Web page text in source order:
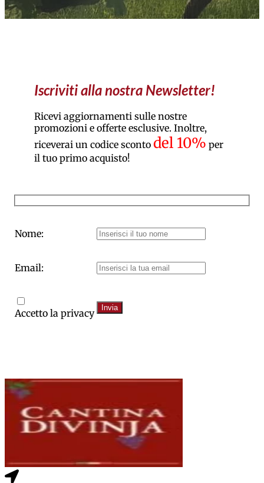
Iscriviti alla nostra Newsletter!
Ricevi aggiornamenti sulle nostre
promozioni e offerte esclusive. Inoltre,
riceverai un codice sconto del 10% per
il tuo primo acquisto!
Nome:
Email:
Accetto la privacy Invia